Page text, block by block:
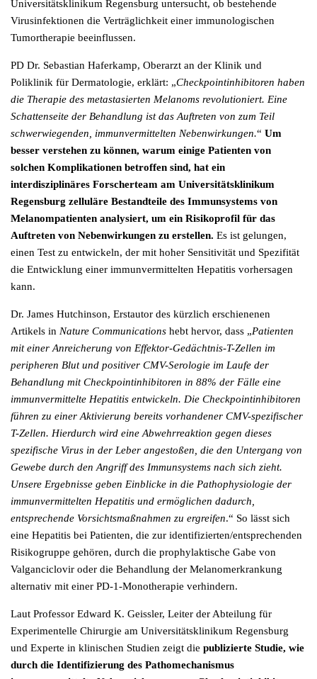
Universitätsklinikum Regensburg untersucht, ob bestehende
Virusinfektionen die Verträglichkeit einer immunologischen
Tumortherapie beeinflussen.
PD Dr. Sebastian Haferkamp, Oberarzt an der Klinik und
Poliklinik für Dermatologie, erklärt: „Checkpointinhibitoren haben
die Therapie des metastasierten Melanoms revolutioniert. Eine
Schattenseite der Behandlung ist das Auftreten von zum Teil
schwerwiegenden, immunvermittelten Nebenwirkungen.“ Um
besser verstehen zu können, warum einige Patienten von
solchen Komplikationen betroffen sind, hat ein
interdisziplinäres Forscherteam am Universitätsklinikum
Regensburg zelluläre Bestandteile des Immunsystems von
Melanompatienten analysiert, um ein Risikoprofil für das
Auftreten von Nebenwirkungen zu erstellen. Es ist gelungen,
einen Test zu entwickeln, der mit hoher Sensitivität und Spezifität
die Entwicklung einer immunvermittelten Hepatitis vorhersagen
kann.
Dr. James Hutchinson, Erstautor des kürzlich erschienenen
Artikels in Nature Communications hebt hervor, dass „Patienten
mit einer Anreicherung von Effektor-Gedächtnis-T-Zellen im
peripheren Blut und positiver CMV-Serologie im Laufe der
Behandlung mit Checkpointinhibitoren in 88% der Fälle eine
immunvermittelte Hepatitis entwickeln. Die Checkpointinhibitoren
führen zu einer Aktivierung bereits vorhandener CMV-spezifischer
T-Zellen. Hierdurch wird eine Abwehrreaktion gegen dieses
spezifische Virus in der Leber angestoßen, die den Untergang von
Gewebe durch den Angriff des Immunsystems nach sich zieht.
Unsere Ergebnisse geben Einblicke in die Pathophysiologie der
immunvermittelten Hepatitis und ermöglichen dadurch,
entsprechende Vorsichtsmaßnahmen zu ergreifen.“ So lässt sich
eine Hepatitis bei Patienten, die zur identifizierten/entsprechenden
Risikogruppe gehören, durch die prophylaktische Gabe von
Valganciclovir oder die Behandlung der Melanomerkrankung
alternativ mit einer PD-1-Monotherapie verhindern.
Laut Professor Edward K. Geissler, Leiter der Abteilung für
Experimentelle Chirurgie am Universitätsklinikum Regensburg
und Experte in klinischen Studien zeigt die publizierte Studie, wie
durch die Identifizierung des Pathomechanismus